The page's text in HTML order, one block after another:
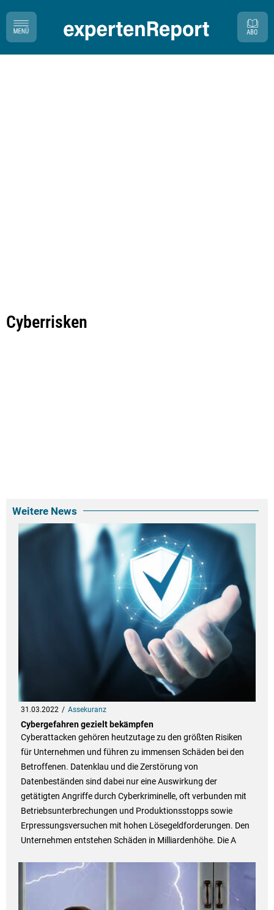
Cyberrisken
Weitere News
31.03.2022 Assekuranz
Cybergefahren gezielt bekämpfen
Cyberattacken gehören heutzutage zu den größten Risiken
für Unternehmen und führen zu immensen Schäden bei den
Betroffenen. Datenklau und die Zerstörung von
Datenbeständen sind dabei nur eine Auswirkung der
getätigten Angriffe durch Cyberkriminelle, oft verbunden mit
Betriebsunterbrechungen und Produktionsstopps sowie
Erpressungsversuchen mit hohen Lösegeldforderungen. Den
Unternehmen entstehen Schäden in Milliardenhöhe. Die A